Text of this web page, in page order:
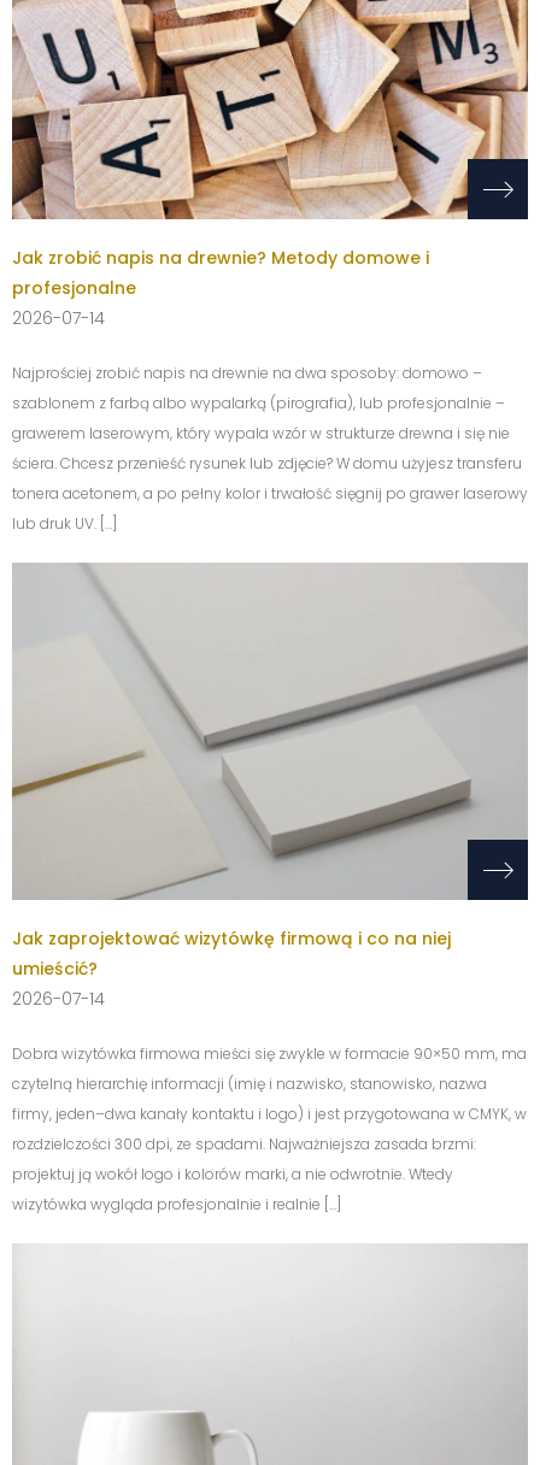
Jak zrobić napis na drewnie? Metody domowe i
profesjonalne
2026-07-14
Najprościej zrobić napis na drewnie na dwa sposoby: domowo –
szablonem z farbą albo wypalarką (pirografia), lub profesjonalnie –
grawerem laserowym, który wypala wzór w strukturze drewna i się nie
ściera. Chcesz przenieść rysunek lub zdjęcie? W domu użyjesz transferu
tonera acetonem, a po pełny kolor i trwałość sięgnij po grawer laserowy
lub druk UV. […]
Jak zaprojektować wizytówkę firmową i co na niej
umieścić?
2026-07-14
Dobra wizytówka firmowa mieści się zwykle w formacie 90×50 mm, ma
czytelną hierarchię informacji (imię i nazwisko, stanowisko, nazwa
firmy, jeden–dwa kanały kontaktu i logo) i jest przygotowana w CMYK, w
rozdzielczości 300 dpi, ze spadami. Najważniejsza zasada brzmi:
projektuj ją wokół logo i kolorów marki, a nie odwrotnie. Wtedy
wizytówka wygląda profesjonalnie i realnie […]